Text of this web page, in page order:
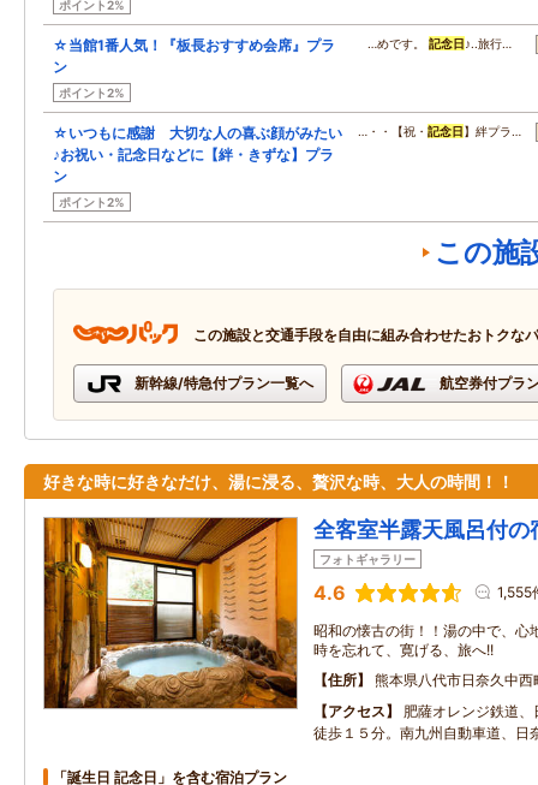
ポイント2%
☆当館1番人気！『板長おすすめ会席』プラ
ン
ポイント2%
…めです。 記念日 ♪..旅行…
☆いつもに感謝 大切な人の喜ぶ顔がみたい
♪お祝い・記念日などに【絆・きずな】プラ
ン
ポイント2%
…・・【祝・ 記念日 】絆プラ…
この施
この施設と交通手段を自由に組み合わせたおトクな
新幹線/特急付プラン一覧へ 航空券付プラ
好きな時に好きなだけ、湯に浸る、贅沢な時、大人の時間！！
全客室半露天風呂付
フォトギャラリー
4.6 1,555
昭和の懐古の街！！湯の中で、心
時を忘れて、寛げる、旅へ!!
住所
熊本県八代市日奈久中西
アクセス
肥薩オレンジ鉄道
徒歩１５分。南九州自動車道、日
「誕生日 記念日」を含む宿泊プラン